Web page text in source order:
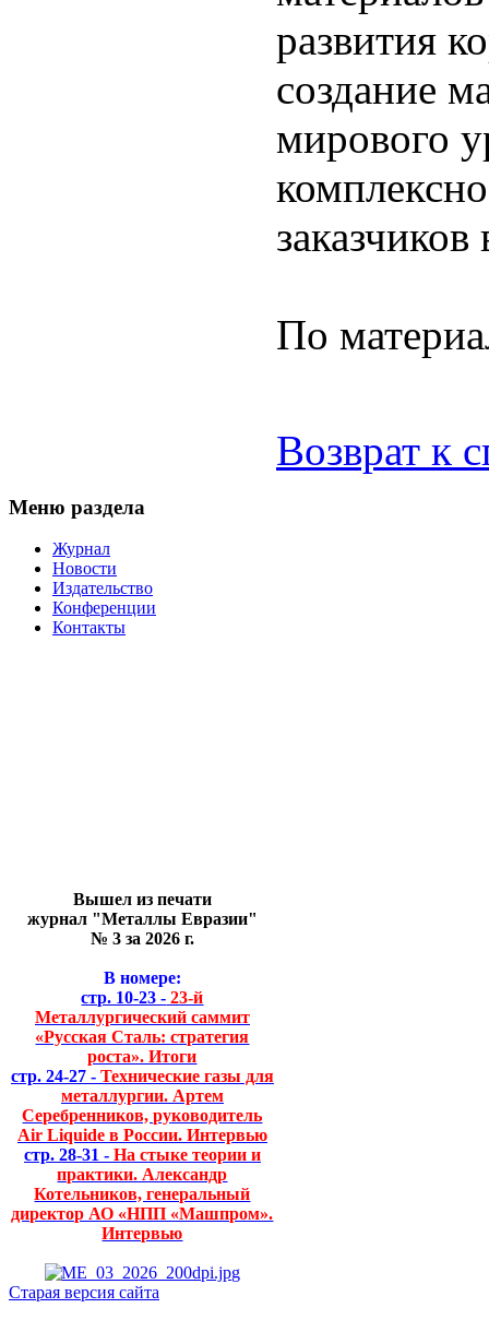
развития
создание
мирового
По
Возврат к
Меню раздела
Журнал
Новости
Издательство
Конференции
Контакты
Вышел из печати
журнал "Металлы Евразии"
№ 3 за 2026 г.
В номере:
стр. 10-23 - 23-й
Металлургический саммит
«Русская Сталь: стратегия
роста». Итоги
стр. 24-27 - Технические газы для
металлургии. Артем
Серебренников, руководитель
Air Liquide в России. Интервью
стр. 28-31 - На стыке теории и
практики. Александр
Котельников, генеральный
директор АО «НПП «Машпром».
Интервью
Старая версия сайта